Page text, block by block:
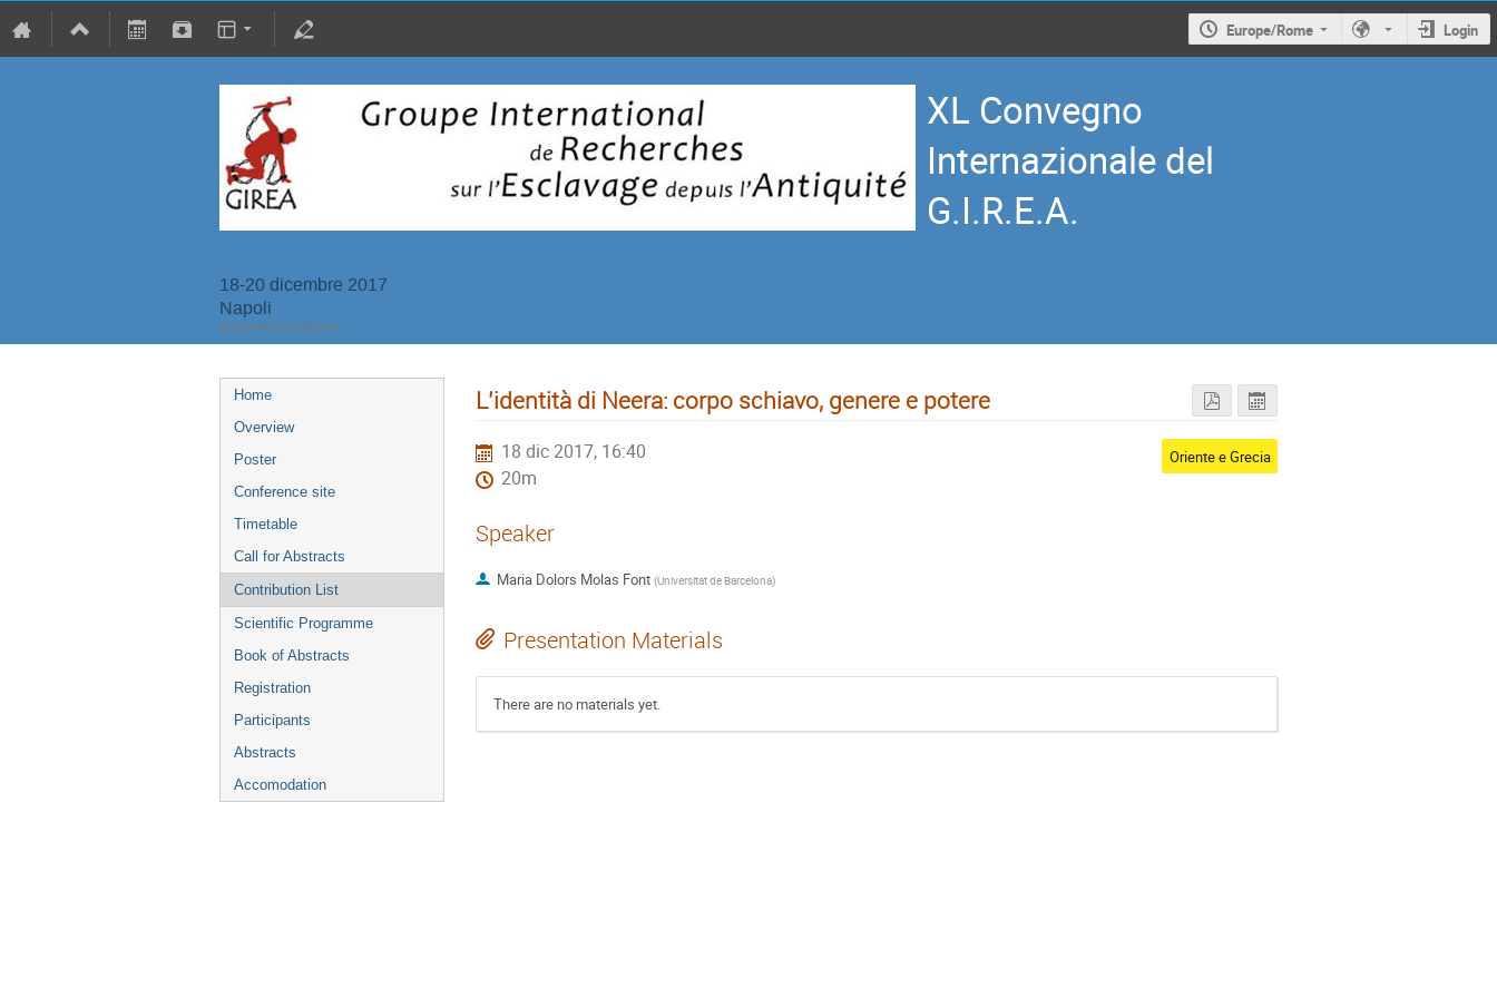
Europe/Rome Login
XL Convegno
Internazionale del
G.I.R.E.A.
18-20 dicembre 2017
Napoli
Europe/Rome timezone
Home
Overview
Poster
Conference site
Timetable
Call for Abstracts
Contribution List
Scientific Programme
Book of Abstracts
Registration
Participants
Abstracts
Accomodation
L’identità di Neera: corpo schiavo, genere e potere
18 dic 2017, 16:40
20m
Oriente e Grecia
Speaker
Maria Dolors Molas Font (Universitat de Barcelona)
Presentation Materials
There are no materials yet.